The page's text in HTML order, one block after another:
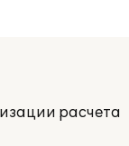
расчета